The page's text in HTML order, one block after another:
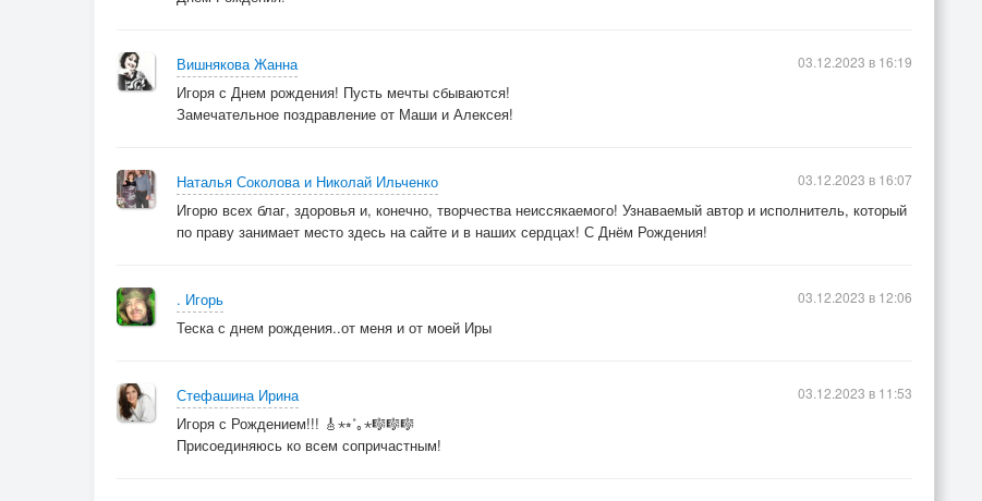
Вишнякова Жанна
Игоря с Днем рождения! Пусть мечты сбываются!
Замечательное поздравление от Маши и Алексея!
03.12.2023 в 16:19
Наталья Соколова и Николай Ильченко
Игорю всех благ, здоровья и, конечно, творчества неиссякаемого! Узнаваемый автор и исполнитель, который
по праву занимает место здесь на сайте и в наших сердцах! С Днём Рождения!
03.12.2023 в 16:07
. Игорь
Теска с днем рождения..от меня и от моей Иры
03.12.2023 в 12:06
Стефашина Ирина
Игоря с Рождением!!! 🎸⋆⭒˚｡⋆🎼🎼🎼
Присоединяюсь ко всем сопричастным!
03.12.2023 в 11:53